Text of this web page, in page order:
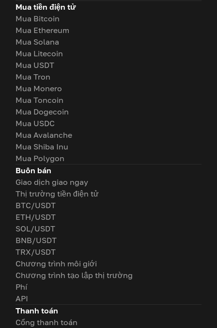
Mua tiền điện tử
Mua Bitcoin
Mua Ethereum
Mua Solana
Mua Litecoin
Mua USDT
Mua Tron
Mua Monero
Mua Toncoin
Mua Dogecoin
Mua USDC
Mua Avalanche
Mua Shiba Inu
Mua Polygon
Buôn bán
Giao dịch giao ngay
Thị trường tiền điện tử
BTC/USDT
ETH/USDT
SOL/USDT
BNB/USDT
TRX/USDT
Chương trình môi giới
Chương trình tạo lập thị trường
Phí
API
Thanh toán
Cổng thanh toán